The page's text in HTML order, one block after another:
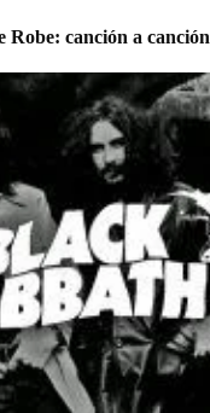
Robe: canción a canción